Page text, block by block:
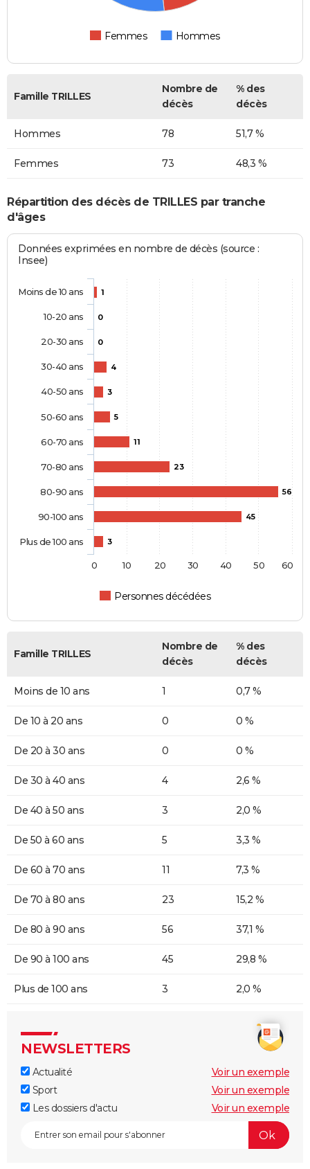
Femmes Hommes
Famille TRILLES
Nombre de
décès
% des
décès
Hommes 78 51,7 %
Femmes 73 48,3 %
Répartition des décès de TRILLES par tranche
d'âges
Données exprimées en nombre de décès (source :
Insee)
1
0
0
4
3
5
11
23
56
45
3
Personnes décédées
Moins de 10 ans
10-20 ans
20-30 ans
30-40 ans
40-50 ans
50-60 ans
60-70 ans
70-80 ans
80-90 ans
90-100 ans
Plus de 100 ans
0 10 20 30 40 50 60
Famille TRILLES
Nombre de
décès
% des
décès
Moins de 10 ans 1 0,7 %
De 10 à 20 ans 0 0 %
De 20 à 30 ans 0 0 %
De 30 à 40 ans 4 2,6 %
De 40 à 50 ans 3 2,0 %
De 50 à 60 ans 5 3,3 %
De 60 à 70 ans 11 7,3 %
De 70 à 80 ans 23 15,2 %
De 80 à 90 ans 56 37,1 %
De 90 à 100 ans 45 29,8 %
Plus de 100 ans 3 2,0 %
NEWSLETTERS
Actualité
Voir un exemple
Sport
Voir un exemple
Les dossiers d'actu
Voir un exemple